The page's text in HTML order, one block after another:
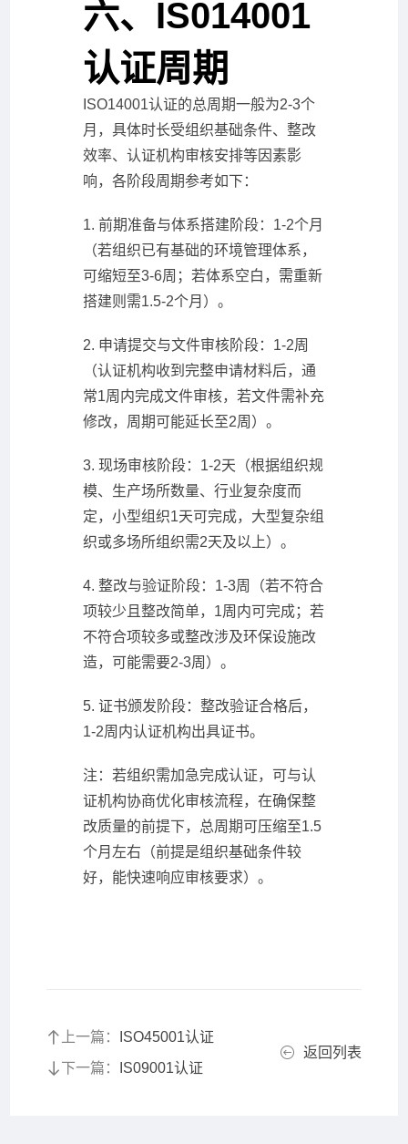
六、IS014001
认证周期
ISO14001认证的总周期一般为2-3个
月，具体时长受组织基础条件、整改
效率、认证机构审核安排等因素影
响，各阶段周期参考如下：
1. 前期准备与体系搭建阶段：1-2个月
（若组织已有基础的环境管理体系，
可缩短至3-6周；若体系空白，需重新
搭建则需1.5-2个月）。
2. 申请提交与文件审核阶段：1-2周
（认证机构收到完整申请材料后，通
常1周内完成文件审核，若文件需补充
修改，周期可能延长至2周）。
3. 现场审核阶段：1-2天（根据组织规
模、生产场所数量、行业复杂度而
定，小型组织1天可完成，大型复杂组
织或多场所组织需2天及以上）。
4. 整改与验证阶段：1-3周（若不符合
项较少且整改简单，1周内可完成；若
不符合项较多或整改涉及环保设施改
造，可能需要2-3周）。
5. 证书颁发阶段：整改验证合格后，
1-2周内认证机构出具证书。
注：若组织需加急完成认证，可与认
证机构协商优化审核流程，在确保整
改质量的前提下，总周期可压缩至1.5
个月左右（前提是组织基础条件较
好，能快速响应审核要求）。
上一篇：
ISO45001认证
下一篇：
IS09001认证
返回列表